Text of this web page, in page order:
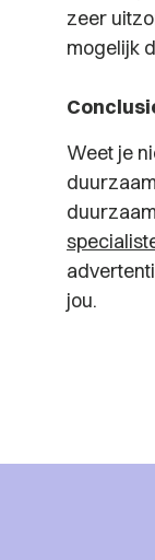
zeer
mogelijk
Weet je
jou.